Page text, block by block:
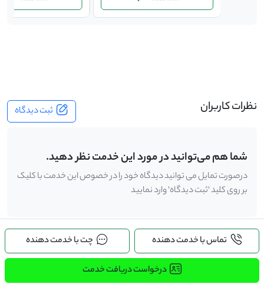
تماس با خدمت دهنده چت با خدمت دهنده
درخواست دریافت خدمت
نظرات کاربران ثبت دیدگاه
شما هم می‌توانید در مورد این خدمت نظر دهید.
درصورت تمایل می توانید دیدگاه خود را در خصوص این خدمت با کلیک
بر روی کلید 'ثبت دیدگاه' وارد نمایید